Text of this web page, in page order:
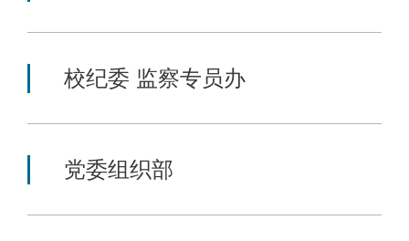
校纪委 监察专员办
党委组织部